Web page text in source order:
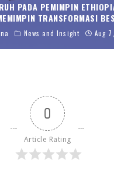
PADA PEMIMPIN
TRANSFORMASI
News and Insight Aug
0
Article Rating